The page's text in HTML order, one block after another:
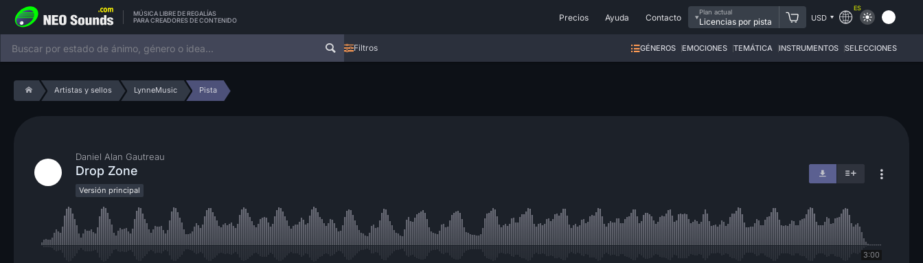
MÚSICA LIBRE DE REGALÍAS
PARA CREADORES DE CONTENIDO
Precios Ayuda Contacto
Plan actual
Licencias por pista USD
ES
Filtros GÉNEROS EMOCIONES TEMÁTICA INSTRUMENTOS SELECCIONES
Artistas y sellos LynneMusic Pista
Daniel Alan Gautreau
Drop Zone
Versión principal
3:00